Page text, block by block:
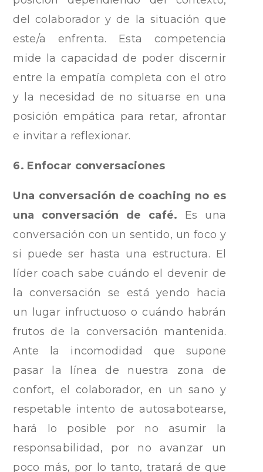
del colaborador y de la situación que
este/a enfrenta. Esta competencia
mide la capacidad de poder discernir
entre la empatía completa con el otro
y la necesidad de no situarse en una
posición empática para retar, afrontar
e invitar a reflexionar.
6. Enfocar conversaciones
Una conversación de coaching no es
una conversación de café. Es una
conversación con un sentido, un foco y
si puede ser hasta una estructura. El
líder coach sabe cuándo el devenir de
la conversación se está yendo hacia
un lugar infructuoso o cuándo habrán
frutos de la conversación mantenida.
Ante la incomodidad que supone
pasar la línea de nuestra zona de
confort, el colaborador, en un sano y
respetable intento de autosabotearse,
hará lo posible por no asumir la
responsabilidad, por no avanzar un
poco más, por lo tanto, tratará de que